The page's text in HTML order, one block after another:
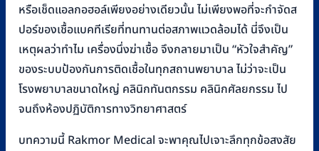
หรือเช็ดแอลกอฮอล์เพียงอย่างเดียวนั้น ไม่เพียงพอที่จะกำจัดส
ปอร์ของเชื้อแบคทีเรียที่ทนทานต่อสภาพแวดล้อมได้ นี่จึงเป็น
เหตุผลว่าทำไม เครื่องนึ่งฆ่าเชื้อ จึงกลายมาเป็น “หัวใจสำคัญ”
ของระบบป้องกันการติดเชื้อในทุกสถานพยาบาล ไม่ว่าจะเป็น
โรงพยาบาลขนาดใหญ่ คลินิกทันตกรรม คลินิกศัลยกรรม ไป
จนถึงห้องปฏิบัติการทางวิทยาศาสตร์
บทความนี้ Rakmor Medical จะพาคุณไปเจาะลึกทุกข้อสงสัย